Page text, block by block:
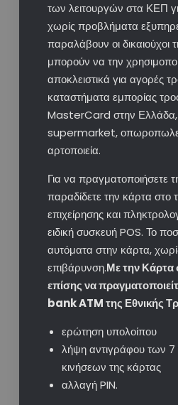
των λειτουργών στα ΚΕΠ
χωρίς προβλήματα
παραλάβουν οι δικαιούχοι
μπορούν να την
αποκλειστικά για αγορές
καταστήματα εμπορίας
MasterCard στην
supermarket,
αρτοποιεία.
Για να πραγματοποιήσετε
παραδίδετε την κάρτα στο
επιχείρησης και
ειδική συσκευή POS. Το
αυτόματα στην κάρτα,
επιβάρυνση.Με την Κάρτα
επίσης να
bank ATM της Εθνικής
ερώτηση υπολοίπου
λήψη αντιγράφου των 7
κινήσεων της κάρτας
αλλαγή PIN. ​ ​